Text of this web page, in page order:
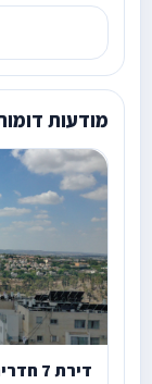
מודעות
דירת